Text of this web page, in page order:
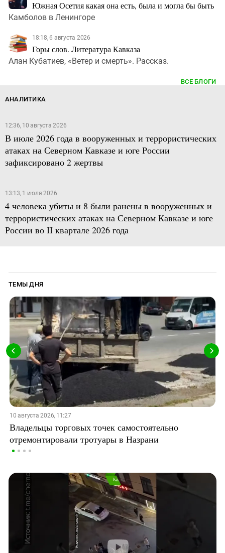
Южная Осетия какая она есть, была и могла бы быть
Камболов в Ленингоре
18:18, 6 августа 2026
Горы слов. Литература Кавказа
Алан Кубатиев, «Ветер и смерть». Рассказ.
ВСЕ БЛОГИ
АНАЛИТИКА
12:36, 10 августа 2026
В июле 2026 года в вооруженных и террористических
атаках на Северном Кавказе и юге России
зафиксировано 2 жертвы
13:13, 1 июля 2026
4 человека убиты и 8 были ранены в вооруженных и
террористических атаках на Северном Кавказе и юге
России во II квартале 2026 года
ТЕМЫ ДНЯ
10 августа 2026, 11:27
Владельцы торговых точек самостоятельно
отремонтировали тротуары в Назрани